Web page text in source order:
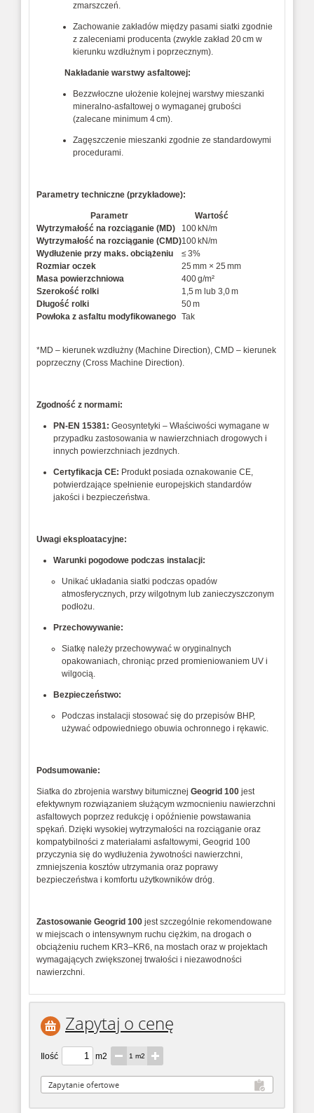
zmarszczeń.
Zachowanie zakładów między pasami siatki zgodnie
z zaleceniami producenta (zwykle zakład 20 cm w
kierunku wzdłużnym i poprzecznym).
Nakładanie warstwy asfaltowej:
Bezzwłoczne ułożenie kolejnej warstwy mieszanki
mineralno-asfaltowej o wymaganej grubości
(zalecane minimum 4 cm).
Zagęszczenie mieszanki zgodnie ze standardowymi
procedurami.
Parametry techniczne (przykładowe):
Parametr
Wartość
Wytrzymałość na rozciąganie (MD)
100 kN/m
Wytrzymałość na rozciąganie (CMD)100 kN/m
Wydłużenie przy maks. obciążeniu
≤ 3%
Rozmiar oczek
25 mm × 25 mm
Masa powierzchniowa
400 g/m²
Szerokość rolki
1,5 m lub 3,0 m
Długość rolki
50 m
Powłoka z asfaltu modyfikowanego Tak
*MD – kierunek wzdłużny (Machine Direction), CMD – kierunek
poprzeczny (Cross Machine Direction).
Zgodność z normami:
PN-EN 15381: Geosyntetyki – Właściwości wymagane w
przypadku zastosowania w nawierzchniach drogowych i
innych powierzchniach jezdnych.
Certyfikacja CE: Produkt posiada oznakowanie CE,
potwierdzające spełnienie europejskich standardów
jakości i bezpieczeństwa.
Uwagi eksploatacyjne:
Warunki pogodowe podczas instalacji:
Unikać układania siatki podczas opadów
atmosferycznych, przy wilgotnym lub zanieczyszczonym
podłożu.
Przechowywanie:
Siatkę należy przechowywać w oryginalnych
opakowaniach, chroniąc przed promieniowaniem UV i
wilgocią.
Bezpieczeństwo:
Podczas instalacji stosować się do przepisów BHP,
używać odpowiedniego obuwia ochronnego i rękawic.
Podsumowanie:
Siatka do zbrojenia warstwy bitumicznej Geogrid 100 jest
efektywnym rozwiązaniem służącym wzmocnieniu nawierzchni
asfaltowych poprzez redukcję i opóźnienie powstawania
spękań. Dzięki wysokiej wytrzymałości na rozciąganie oraz
kompatybilności z materiałami asfaltowymi, Geogrid 100
przyczynia się do wydłużenia żywotności nawierzchni,
zmniejszenia kosztów utrzymania oraz poprawy
bezpieczeństwa i komfortu użytkowników dróg.
Zastosowanie Geogrid 100 jest szczególnie rekomendowane
w miejscach o intensywnym ruchu ciężkim, na drogach o
obciążeniu ruchem KR3–KR6, na mostach oraz w projektach
wymagających zwiększonej trwałości i niezawodności
nawierzchni.
Zapytaj o cenę
Ilość m2 1 m2